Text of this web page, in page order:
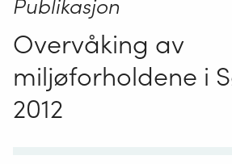
Publikasjon
Overvåking av
miljøforholdene i
2012